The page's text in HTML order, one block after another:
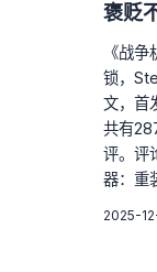
褒贬
《战
锁，
文，首
共有
评。评
器：重
2025-